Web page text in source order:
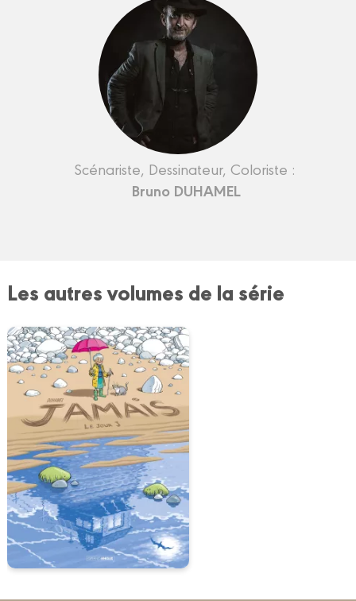
Scénariste, Dessinateur, Coloriste :
Bruno DUHAMEL
Les autres volumes de la série